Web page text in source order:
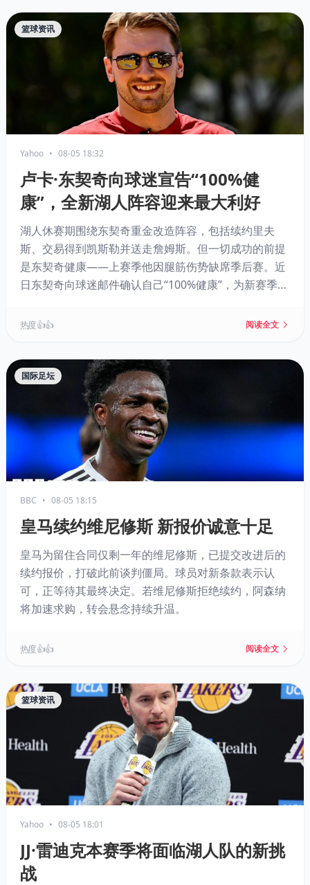
篮球资讯
Yahoo • 08-05 18:32
卢卡·东契奇向球迷宣告“100%健
康”，全新湖人阵容迎来最大利好
湖人休赛期围绕东契奇重金改造阵容，包括续约里夫
斯、交易得到凯斯勒并送走詹姆斯。但一切成功的前提
是东契奇健康——上赛季他因腿筋伤势缺席季后赛。近
日东契奇向球迷邮件确认自己“100%健康”，为新赛季做
率领全新球队冲击西部之巅。
热度 👍👍 阅读全文
国际足坛
BBC • 08-05 18:15
皇马续约维尼修斯 新报价诚意十足
皇马为留住合同仅剩一年的维尼修斯，已提交改进后的
续约报价，打破此前谈判僵局。球员对新条款表示认
可，正等待其最终决定。若维尼修斯拒绝续约，阿森纳
将加速求购，转会悬念持续升温。
热度 👍👍 阅读全文
篮球资讯
Yahoo • 08-05 18:01
JJ·雷迪克本赛季将面临湖人队的新挑
战